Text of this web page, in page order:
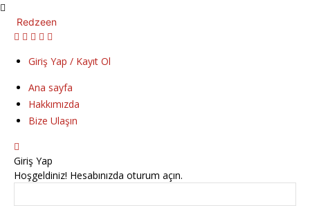
Redzeen
Giriş Yap / Kayıt Ol
Ana sayfa
Hakkımızda
Bize Ulaşın
Giriş Yap
Hoşgeldiniz! Hesabınızda oturum açın.